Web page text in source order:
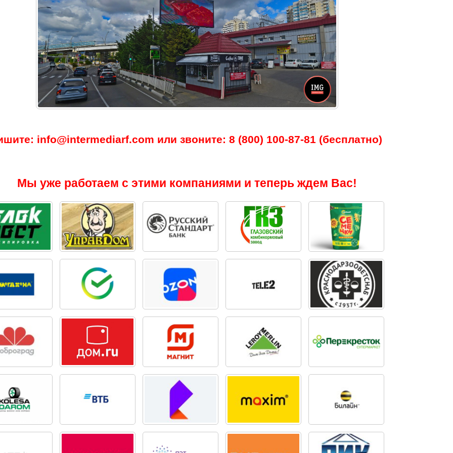
info@intermediarf.com или звоните: 8 (800) 100-87-81 (бесплатно)
Мы уже работаем с этими компаниями и теперь ждем Вас!